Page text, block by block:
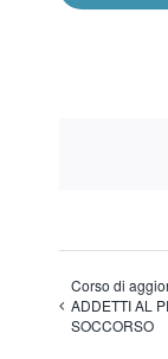
Corso di
ADDETTI AL
SOCCORSO